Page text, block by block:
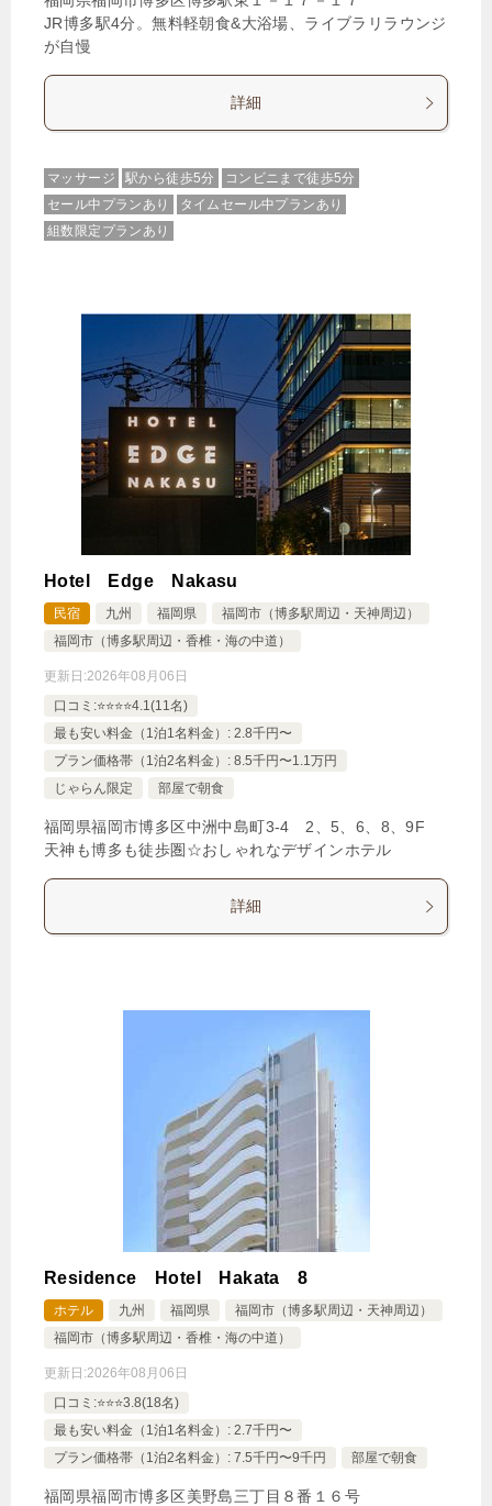
JR博多駅4分。無料軽朝食&大浴場、ライブラリラウンジ
が自慢
詳細
マッサージ 駅から徒歩5分
コンビニまで徒歩5分
セール中プランあり
タイムセール中プランあり
組数限定プランあり
Hotel Edge Nakasu
民宿 九州 福岡県
福岡市（博多駅周辺・天神周辺）
福岡市（博多駅周辺・香椎・海の中道）
更新日:2026年08月06日
口コミ:⭐️⭐️⭐️⭐️4.1(11名)
最も安い料金（1泊1名料金）: 2.8千円〜
プラン価格帯（1泊2名料金）: 8.5千円〜1.1万円
じゃらん限定
部屋で朝食
福岡県福岡市博多区中洲中島町3‐4 2、5、6、8、9F
天神も博多も徒歩圏☆おしゃれなデザインホテル
詳細
Residence Hotel Hakata 8
ホテル 九州 福岡県
福岡市（博多駅周辺・天神周辺）
福岡市（博多駅周辺・香椎・海の中道）
更新日:2026年08月06日
口コミ:⭐️⭐️⭐️3.8(18名)
最も安い料金（1泊1名料金）: 2.7千円〜
プラン価格帯（1泊2名料金）: 7.5千円〜9千円
部屋で朝食
福岡県福岡市博多区美野島三丁目８番１６号